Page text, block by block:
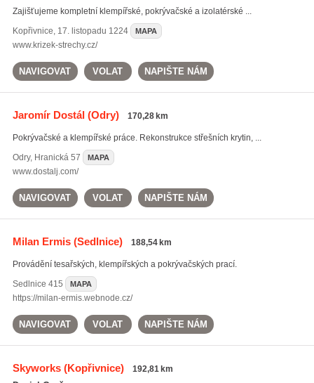
Zajišťujeme kompletní klempířské, pokrývačské a izolatérské ...
Kopřivnice, 17. listopadu 1224 MAPA
www.krizek-strechy.cz/
NAVIGOVAT VOLAT NAPIŠTE NÁM
Jaromír Dostál(Odry) 170,28 km
Pokrývačské a klempířské práce. Rekonstrukce střešních krytin, ...
Odry, Hranická 57 MAPA
www.dostalj.com/
NAVIGOVAT VOLAT NAPIŠTE NÁM
Milan Ermis(Sedlnice) 188,54 km
Provádění tesařských, klempířských a pokrývačských prací.
Sedlnice 415 MAPA
https://milan-ermis.webnode.cz/
NAVIGOVAT VOLAT NAPIŠTE NÁM
Skyworks(Kopřivnice) 192,81 km